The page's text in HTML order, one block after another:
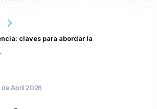
claves para abordar la
de Abril 2026